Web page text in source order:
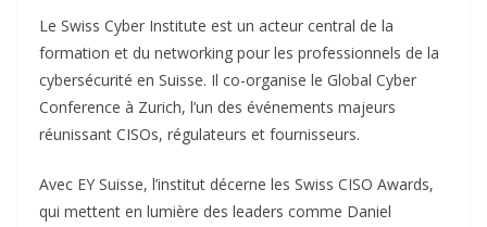
Le Swiss Cyber Institute est un acteur central de la
formation et du networking pour les professionnels de la
cybersécurité en Suisse. Il co-organise le Global Cyber
Conference à Zurich, l’un des événements majeurs
réunissant CISOs, régulateurs et fournisseurs.​
Avec EY Suisse, l’institut décerne les Swiss CISO Awards,
qui mettent en lumière des leaders comme Daniel